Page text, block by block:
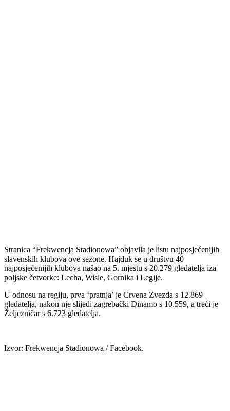
Stranica “Frekwencja Stadionowa” objavila je listu najposjećenijih
slavenskih klubova ove sezone. Hajduk se u društvu 40
najposjećenijih klubova našao na 5. mjestu s 20.279 gledatelja iza
poljske četvorke: Lecha, Wisle, Gornika i Legije.
U odnosu na regiju, prva ‘pratnja’ je Crvena Zvezda s 12.869
gledatelja, nakon nje slijedi zagrebački Dinamo s 10.559, a treći je
Željezničar s 6.723 gledatelja.
Izvor: Frekwencja Stadionowa / Facebook.